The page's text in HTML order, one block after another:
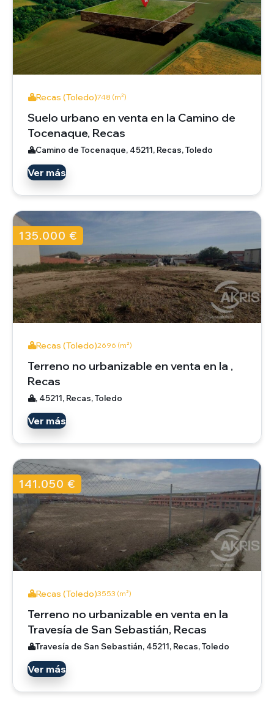
Recas (Toledo)748 (m²)
Suelo urbano en venta en la Camino de
Tocenaque, Recas
Camino de Tocenaque, 45211, Recas, Toledo
Ver más
135.000 €
Recas (Toledo)2696 (m²)
Terreno no urbanizable en venta en la ,
Recas
, 45211, Recas, Toledo
Ver más
141.050 €
Recas (Toledo)3553 (m²)
Terreno no urbanizable en venta en la
Travesía de San Sebastián, Recas
Travesía de San Sebastián, 45211, Recas, Toledo
Ver más